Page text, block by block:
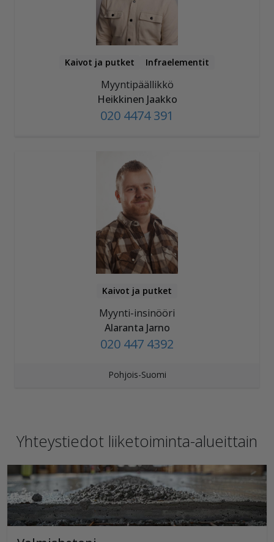
Kaivot ja putket Infraelementit
Myyntipäällikkö
Heikkinen Jaakko
020 4474 391
Kaivot ja putket
Myynti-insinööri
Alaranta Jarno
020 447 4392
Pohjois-Suomi
Yhteystiedot liiketoiminta-alueittain